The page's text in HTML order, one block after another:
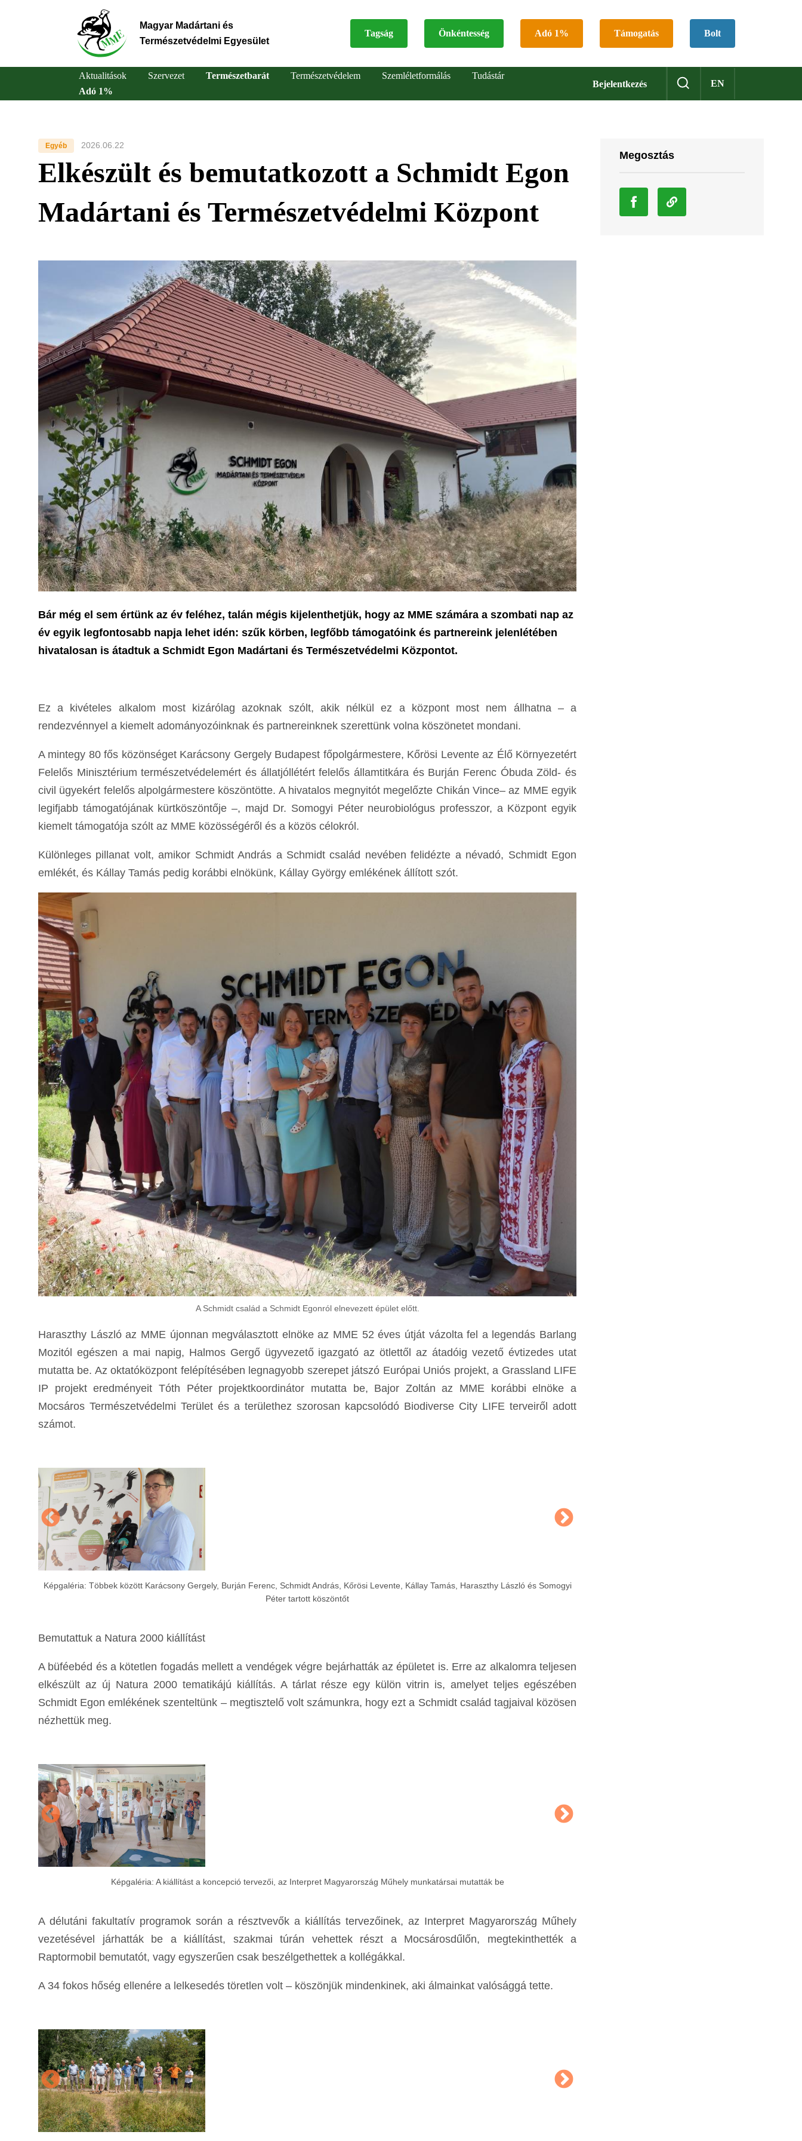
Magyar Madártani és
Természetvédelmi Egyesület
Top
Tagság Önkéntesség Adó 1% Támogatás Bolt
Bejelentkezés EN
Main
navigation
Aktualitások Szervezet Természetbarát Természetvédelem Szemléletformálás
Tudástár
Adó 1%
Egyéb 2026.06.22
Elkészült és bemutatkozott a Schmidt Egon
Madártani és Természetvédelmi Központ
Bár még el sem értünk az év feléhez, talán mégis kijelenthetjük, hogy az MME számára a szombati nap az
év egyik legfontosabb napja lehet idén: szűk körben, legfőbb támogatóink és partnereink jelenlétében
hivatalosan is átadtuk a Schmidt Egon Madártani és Természetvédelmi Központot.
Ez a kivételes alkalom most kizárólag azoknak szólt, akik nélkül ez a központ most nem állhatna – a
rendezvénnyel a kiemelt adományozóinknak és partnereinknek szerettünk volna köszönetet mondani.
A mintegy 80 fős közönséget Karácsony Gergely Budapest főpolgármestere, Kőrösi Levente az Élő Környezetért
Felelős Minisztérium természetvédelemért és állatjóllétért felelős államtitkára és Burján Ferenc Óbuda Zöld- és
civil ügyekért felelős alpolgármestere köszöntötte. A hivatalos megnyitót megelőzte Chikán Vince– az MME egyik
legifjabb támogatójának kürtköszöntője –, majd Dr. Somogyi Péter neurobiológus professzor, a Központ egyik
kiemelt támogatója szólt az MME közösségéről és a közös célokról.
Különleges pillanat volt, amikor Schmidt András a Schmidt család nevében felidézte a névadó, Schmidt Egon
emlékét, és Kállay Tamás pedig korábbi elnökünk, Kállay György emlékének állított szót.
A Schmidt család a Schmidt Egonról elnevezett épület előtt.
Haraszthy László az MME újonnan megválasztott elnöke az MME 52 éves útját vázolta fel a legendás Barlang
Mozitól egészen a mai napig, Halmos Gergő ügyvezető igazgató az ötlettől az átadóig vezető évtizedes utat
mutatta be. Az oktatóközpont felépítésében legnagyobb szerepet játszó Európai Uniós projekt, a Grassland LIFE
IP projekt eredményeit Tóth Péter projektkoordinátor mutatta be, Bajor Zoltán az MME korábbi elnöke a
Mocsáros Természetvédelmi Terület és a területhez szorosan kapcsolódó Biodiverse City LIFE terveiről adott
számot.
Képgaléria: Többek között Karácsony Gergely, Burján Ferenc, Schmidt András, Kőrösi Levente, Kállay Tamás, Haraszthy László és Somogyi
Péter tartott köszöntőt
Bemutattuk a Natura 2000 kiállítást
A büféebéd és a kötetlen fogadás mellett a vendégek végre bejárhatták az épületet is. Erre az alkalomra teljesen
elkészült az új Natura 2000 tematikájú kiállítás. A tárlat része egy külön vitrin is, amelyet teljes egészében
Schmidt Egon emlékének szenteltünk – megtisztelő volt számunkra, hogy ezt a Schmidt család tagjaival közösen
nézhettük meg.
Képgaléria: A kiállítást a koncepció tervezői, az Interpret Magyarország Műhely munkatársai mutatták be
A délutáni fakultatív programok során a résztvevők a kiállítás tervezőinek, az Interpret Magyarország Műhely
vezetésével járhatták be a kiállítást, szakmai túrán vehettek részt a Mocsárosdűlőn, megtekinthették a
Raptormobil bemutatót, vagy egyszerűen csak beszélgethettek a kollégákkal.
A 34 fokos hőség ellenére a lelkesedés töretlen volt – köszönjük mindenkinek, aki álmainkat valósággá tette.
Megosztás